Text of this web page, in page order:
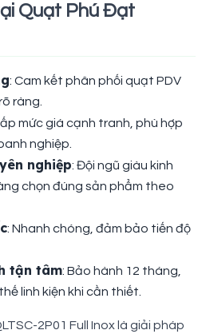
Quạt Phú Đạt
: Cam kết phân phối quạt PDV
ràng.
mức giá cạnh tranh, phù hợp
nghiệp.
nghiệp: Đội ngũ giàu kinh
chọn đúng sản phẩm theo
: Nhanh chóng, đảm bảo tiến độ
tận tâm: Bảo hành 12 tháng,
linh kiện khi cần thiết.
2P01 Full Inox là giải pháp